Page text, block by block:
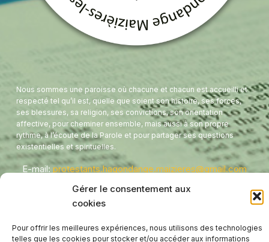
Gérer le consentement aux
cookies
Pour offrir les meilleures expériences, nous utilisons des technologies
telles que les cookies pour stocker et/ou accéder aux informations
Nous sommes une paroisse où chacune et chacun est accueilli et
respecté tel qu’il est, quelle que soient son histoire, ses forces,
ses blessures, sa religion, ses convictions, son orientation
affective, pour cheminer ensemble, mais aussi à son propre
rythme, à l’écoute de la Parole et pour partager ses questions
existentielles et spirituelles.
E-mail: protestants.hagondange.maizieres@gmail.com
Tel:
03 87 71 41 56
Presbytère - 8 Rue de l'étang
Hagondange,57300